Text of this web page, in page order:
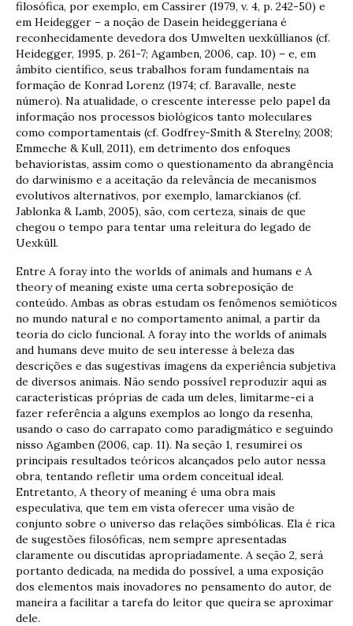
filosófica, por exemplo, em Cassirer (1979, v. 4, p. 242-50) e
em Heidegger – a noção de Dasein heideggeriana é
reconhecidamente devedora dos Umwelten uexküllianos (cf.
Heidegger, 1995, p. 261-7; Agamben, 2006, cap. 10) – e, em
âmbito científico, seus trabalhos foram fundamentais na
formação de Konrad Lorenz (1974; cf. Baravalle, neste
número). Na atualidade, o crescente interesse pelo papel da
informação nos processos biológicos tanto moleculares
como comportamentais (cf. Godfrey-Smith & Sterelny, 2008;
Emmeche & Kull, 2011), em detrimento dos enfoques
behavioristas, assim como o questionamento da abrangência
do darwinismo e a aceitação da relevância de mecanismos
evolutivos alternativos, por exemplo, lamarckianos (cf.
Jablonka & Lamb, 2005), são, com certeza, sinais de que
chegou o tempo para tentar uma releitura do legado de
Uexküll.
Entre A foray into the worlds of animals and humans e A
theory of meaning existe uma certa sobreposição de
conteúdo. Ambas as obras estudam os fenômenos semióticos
no mundo natural e no comportamento animal, a partir da
teoria do ciclo funcional. A foray into the worlds of animals
and humans deve muito de seu interesse à beleza das
descrições e das sugestivas imagens da experiência subjetiva
de diversos animais. Não sendo possível reproduzir aqui as
características próprias de cada um deles, limitarme-ei a
fazer referência a alguns exemplos ao longo da resenha,
usando o caso do carrapato como paradigmático e seguindo
nisso Agamben (2006, cap. 11). Na seção 1, resumirei os
principais resultados teóricos alcançados pelo autor nessa
obra, tentando refletir uma ordem conceitual ideal.
Entretanto, A theory of meaning é uma obra mais
especulativa, que tem em vista oferecer uma visão de
conjunto sobre o universo das relações simbólicas. Ela é rica
de sugestões filosóficas, nem sempre apresentadas
claramente ou discutidas apropriadamente. A seção 2, será
portanto dedicada, na medida do possível, a uma exposição
dos elementos mais inovadores no pensamento do autor, de
maneira a facilitar a tarefa do leitor que queira se aproximar
dele.